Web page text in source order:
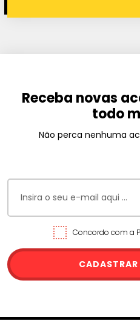
Receba novas
todo
Não perca nenhuma
Concordo com a